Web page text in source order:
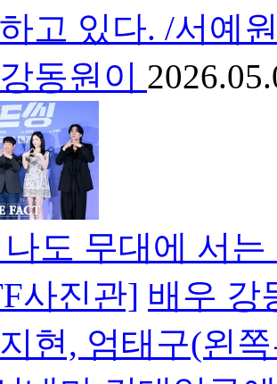
고 있다. /서예
동원이
도 무대에 서
사진관] 배우 강
현, 엄태구(왼